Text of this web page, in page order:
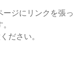
ジにリンクを張っ
ださい。